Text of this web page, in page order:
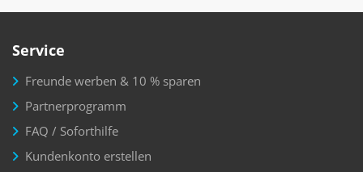
Service
Freunde werben & 10 % sparen
Partnerprogramm
FAQ / Soforthilfe
Kundenkonto erstellen